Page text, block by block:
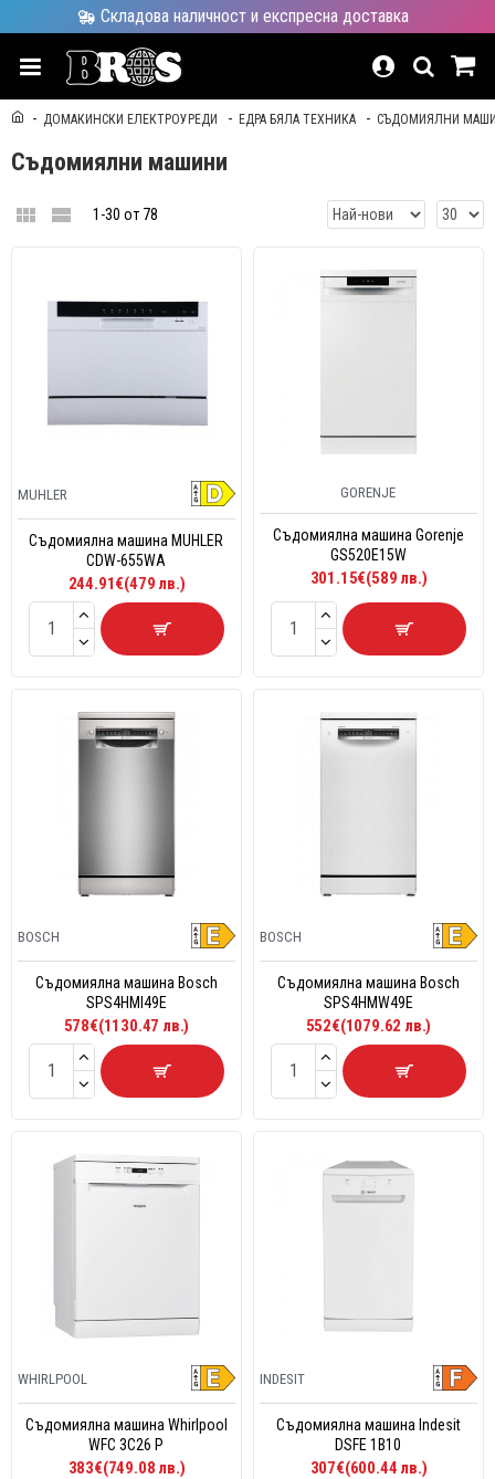
Складова наличност и експресна доставка
ДОМАКИНСКИ ЕЛЕКТРОУРЕДИ ЕДРА БЯЛА ТЕХНИКА СЪДОМИЯЛНИ
Съдомиялни машини
1-30 от 78
MUHLER
Съдомиялна машина MUHLER
CDW-655WA
244.91€(479 лв.)
GORENJE
Съдомиялна машина Gorenje
GS520E15W
301.15€(589 лв.)
BOSCH
Съдомиялна машина Bosch
SPS4HMI49E
578€(1130.47 лв.)
BOSCH
Съдомиялна машина Bosch
SPS4HMW49E
552€(1079.62 лв.)
WHIRLPOOL
Съдомиялна машина Whirlpool
WFC 3C26 P
383€(749.08 лв.)
INDESIT
Съдомиялна машина Indesit
DSFE 1B10
307€(600.44 лв.)